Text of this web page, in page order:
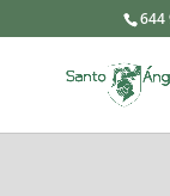
644